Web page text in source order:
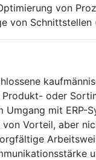
von
von
oder
Umgang mit ERP-
von Vorteil, aber